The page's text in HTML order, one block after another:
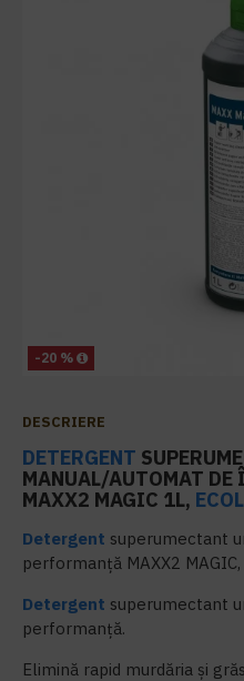
-20 %
DESCRIERE
DETERGENT
MANUAL/AUTOMAT DE
MAXX2 MAGIC 1L,
Detergent superumectant
performanță MAXX2 MAGIC,
Detergent superumectant
performanță.
Elimină rapid murdăria și